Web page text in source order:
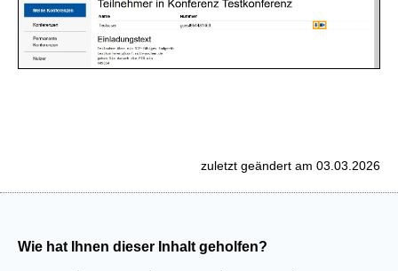
zuletzt geändert am 03.03.2026
Wie hat Ihnen dieser Inhalt geholfen?